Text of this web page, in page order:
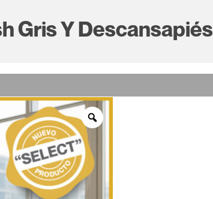
Gris Y Descansapiés